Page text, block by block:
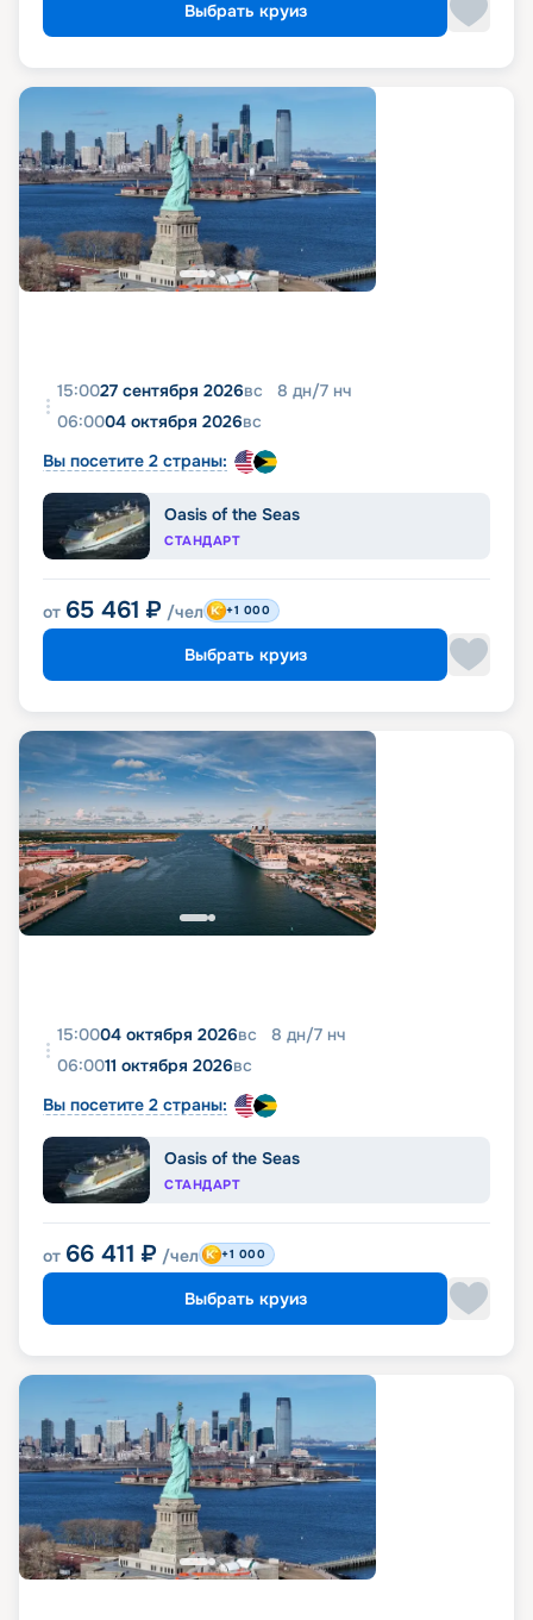
Выбрать круиз
15:0027 сентября 2026вс 8 дн/7 нч
06:0004 октября 2026вс
Вы посетите 2 страны:
Oasis of the Seas
СТАНДАРТ
от 65 461 ₽ /чел +1 000
Выбрать круиз
15:0004 октября 2026вс 8 дн/7 нч
06:0011 октября 2026вс
Вы посетите 2 страны:
Oasis of the Seas
СТАНДАРТ
от 66 411 ₽ /чел +1 000
Выбрать круиз